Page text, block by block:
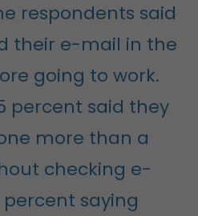
respondents said
their e-mail in the
going to work.
percent said they
more than a
checking e-
saying